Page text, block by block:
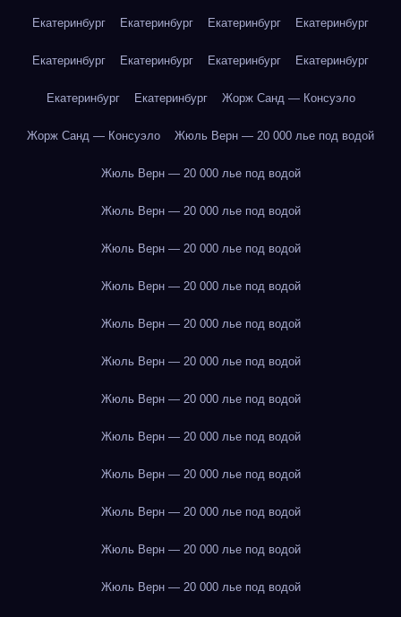
Екатеринбург Екатеринбург Екатеринбург Екатеринбург
Екатеринбург Екатеринбург Екатеринбург Екатеринбург
Екатеринбург Екатеринбург Жорж Санд — Консуэло
Жорж Санд — Консуэло Жюль Верн — 20 000 лье под водой
Жюль Верн — 20 000 лье под водой
Жюль Верн — 20 000 лье под водой
Жюль Верн — 20 000 лье под водой
Жюль Верн — 20 000 лье под водой
Жюль Верн — 20 000 лье под водой
Жюль Верн — 20 000 лье под водой
Жюль Верн — 20 000 лье под водой
Жюль Верн — 20 000 лье под водой
Жюль Верн — 20 000 лье под водой
Жюль Верн — 20 000 лье под водой
Жюль Верн — 20 000 лье под водой
Жюль Верн — 20 000 лье под водой